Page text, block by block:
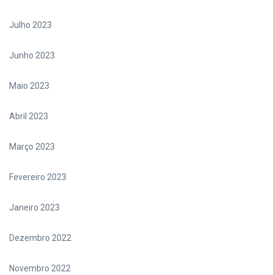
Julho 2023
Junho 2023
Maio 2023
Abril 2023
Março 2023
Fevereiro 2023
Janeiro 2023
Dezembro 2022
Novembro 2022